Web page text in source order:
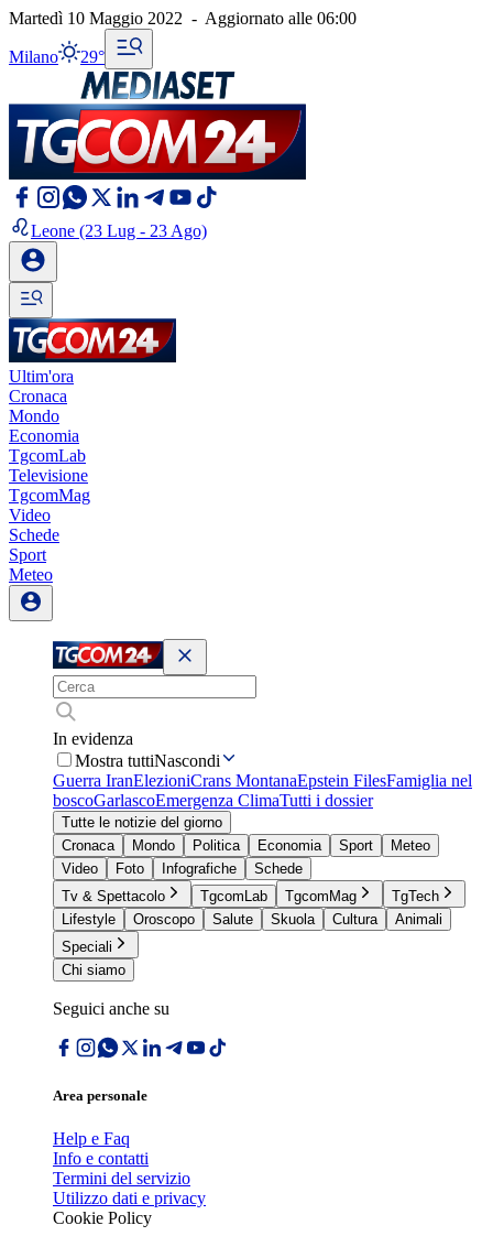
Martedì 10 Maggio 2022 - Aggiornato alle 06:00
Milano 29°
Leone (23 Lug - 23 Ago)
Ultim'ora
Cronaca
Mondo
Economia
TgcomLab
Televisione
TgcomMag
Video
Schede
Sport
Meteo
In evidenza
Mostra tuttiNascondi
Guerra IranElezioniCrans MontanaEpstein FilesFamiglia nel
boscoGarlascoEmergenza ClimaTutti i dossier
Tutte le notizie del giorno
Cronaca
Mondo Politica Economia Sport
Meteo
Video
Foto Infografiche
Schede
Tv & Spettacolo
TgcomLab TgcomMag
TgTech
Lifestyle
Oroscopo Salute Skuola Cultura
Animali
Speciali
Chi siamo
Seguici anche su
Area personale
Help e Faq
Info e contatti
Termini del servizio
Utilizzo dati e privacy
Cookie Policy